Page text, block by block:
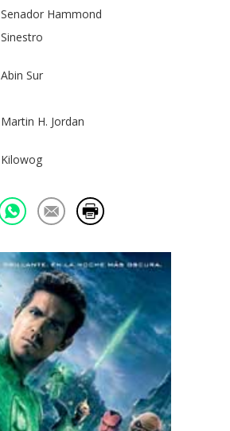
Senador Hammond
Sinestro
Abin Sur
Martin H. Jordan
Kilowog